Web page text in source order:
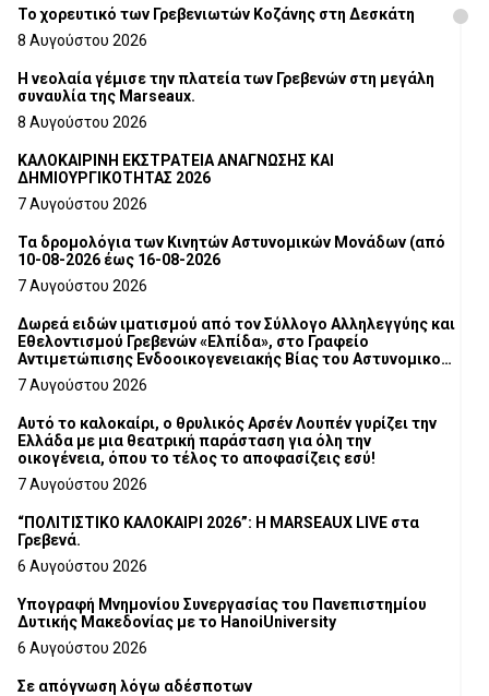
Το χορευτικό των Γρεβενιωτών Κοζάνης στη Δεσκάτη
8 Αυγούστου 2026
Η νεολαία γέμισε την πλατεία των Γρεβενών στη μεγάλη
συναυλία της Marseaux.
8 Αυγούστου 2026
ΚΑΛΟΚΑΙΡΙΝΗ ΕΚΣΤΡΑΤΕΙΑ ΑΝΑΓΝΩΣΗΣ ΚΑΙ
ΔΗΜΙΟΥΡΓΙΚΟΤΗΤΑΣ 2026
7 Αυγούστου 2026
Τα δρομολόγια των Κινητών Αστυνομικών Μονάδων (από
10-08-2026 έως 16-08-2026
7 Αυγούστου 2026
Δωρεά ειδών ιματισμού από τον Σύλλογο Αλληλεγγύης και
Εθελοντισμού Γρεβενών «Ελπίδα», στο Γραφείο
Αντιμετώπισης Ενδοοικογενειακής Βίας του Αστυνομικού
Τμήματος Γρεβενών
7 Αυγούστου 2026
Αυτό το καλοκαίρι, ο θρυλικός Αρσέν Λουπέν γυρίζει την
Ελλάδα με μια θεατρική παράσταση για όλη την
οικογένεια, όπου το τέλος το αποφασίζεις εσύ!
7 Αυγούστου 2026
“ΠΟΛΙΤΙΣΤΙΚΟ ΚΑΛΟΚΑΙΡΙ 2026”: Η MARSEAUX LIVE στα
Γρεβενά.
6 Αυγούστου 2026
Υπογραφή Μνημονίου Συνεργασίας του Πανεπιστημίου
Δυτικής Μακεδονίας με το HanoiUniversity
6 Αυγούστου 2026
Σε απόγνωση λόγω αδέσποτων